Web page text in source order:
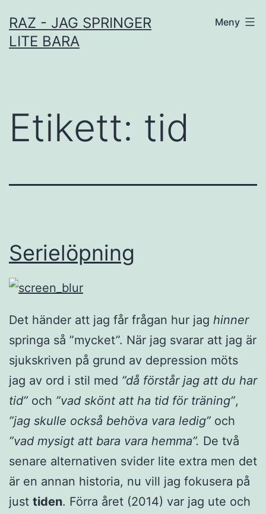
till
innehåll
RAZ - JAG SPRINGER
LITE BARA
Meny
Etikett: tid
Serielöpning
Det händer att jag får frågan hur jag hinner
springa så ”mycket”. När jag svarar att jag är
sjukskriven på grund av depression möts
jag av ord i stil med ”då förstår jag att du har
tid” och ”vad skönt att ha tid för träning”,
”jag skulle också behöva vara ledig” och
”vad mysigt att bara vara hemma”. De två
senare alternativen svider lite extra men det
är en annan historia, nu vill jag fokusera på
just tiden. Förra året (2014) var jag ute och